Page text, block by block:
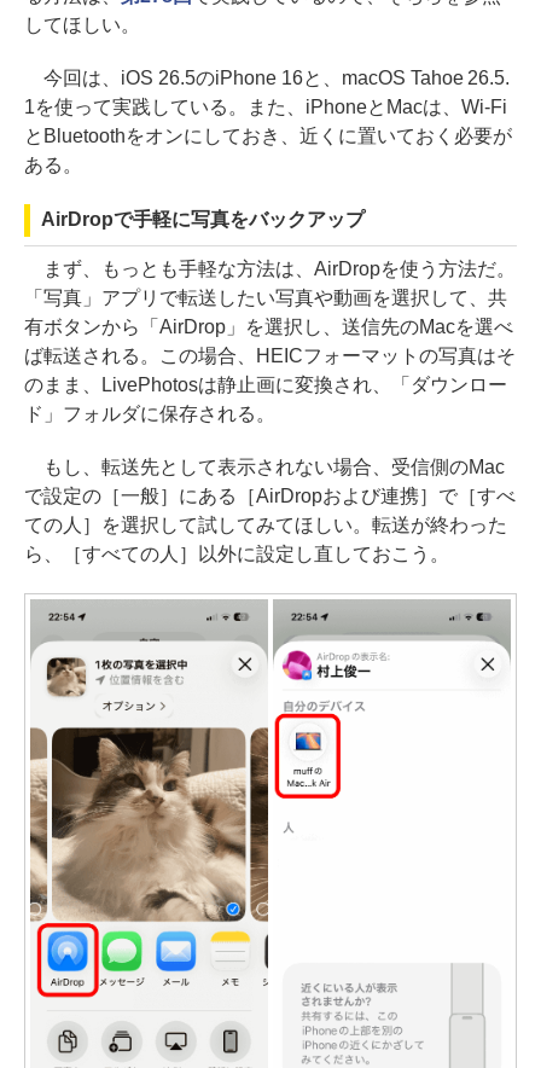
してほしい。
今回は、iOS 26.5のiPhone 16と、macOS Tahoe 26.5.
1を使って実践している。また、iPhoneとMacは、Wi-Fi
とBluetoothをオンにしておき、近くに置いておく必要が
ある。
AirDropで手軽に写真をバックアップ
まず、もっとも手軽な方法は、AirDropを使う方法だ。
「写真」アプリで転送したい写真や動画を選択して、共
有ボタンから「AirDrop」を選択し、送信先のMacを選べ
ば転送される。この場合、HEICフォーマットの写真はそ
のまま、LivePhotosは静止画に変換され、「ダウンロー
ド」フォルダに保存される。
もし、転送先として表示されない場合、受信側のMac
で設定の［一般］にある［AirDropおよび連携］で［すべ
ての人］を選択して試してみてほしい。転送が終わった
ら、［すべての人］以外に設定し直しておこう。